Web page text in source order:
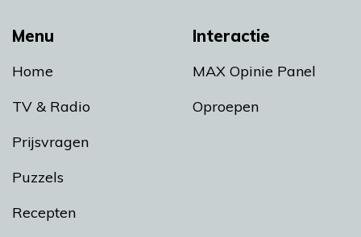
Menu
Home
TV & Radio
Prijsvragen
Puzzels
Recepten
Interactie
MAX Opinie Panel
Oproepen